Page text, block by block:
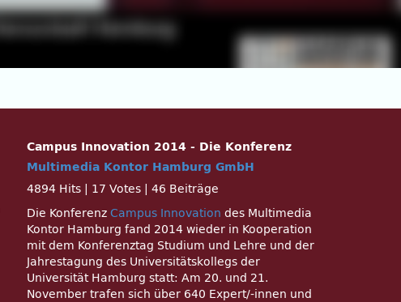
Campus Innovation 2014 - Die Konferenz
Multimedia Kontor Hamburg GmbH
4894 Hits
17 Votes
46 Beiträge
Die Konferenz Campus Innovation des Multimedia
Kontor Hamburg fand 2014 wieder in Kooperation
mit dem Konferenztag Studium und Lehre und der
Jahrestagung des Universitätskollegs der
Universität Hamburg statt: Am 20. und 21.
November trafen sich über 640 Expert/-innen und